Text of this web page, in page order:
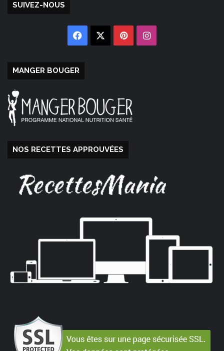
SUIVEZ-NOUS
Facebook PinterestInstagram
MANGER BOUGER
NOS RECETTES APPROUVÉES